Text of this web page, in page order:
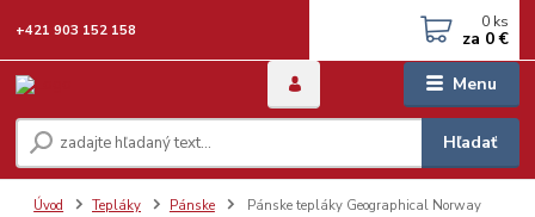
Menu
Hľadať
+421 903 152 158 0 ks
za 0 €
Úvod Tepláky Pánske Pánske tepláky Geographical Norway